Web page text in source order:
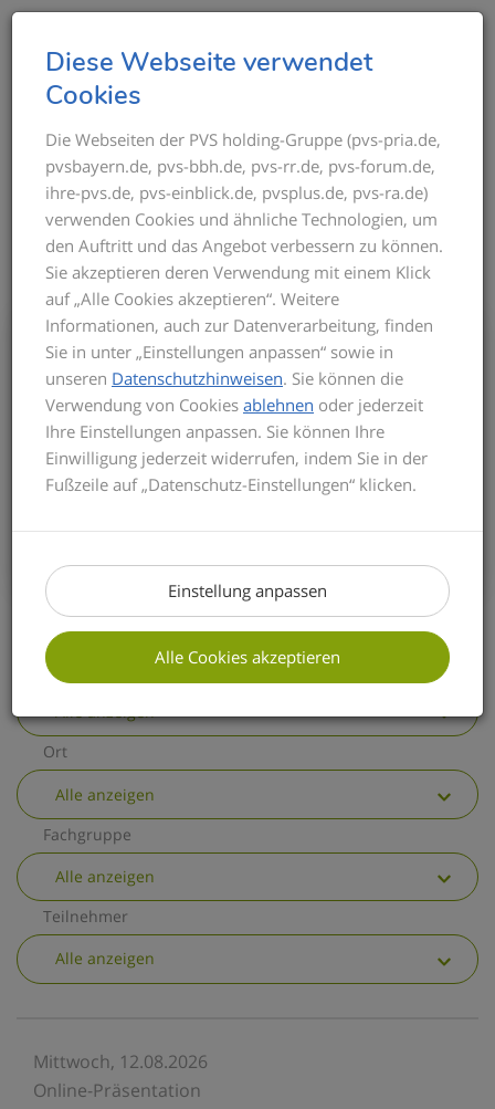
Diese Webseite verwendet
Cookies
Die Webseiten der PVS holding-Gruppe (pvs-pria.de,
pvsbayern.de, pvs-bbh.de, pvs-rr.de, pvs-forum.de,
ihre-pvs.de, pvs-einblick.de, pvsplus.de, pvs-ra.de)
verwenden Cookies und ähnliche Technologien, um
den Auftritt und das Angebot verbessern zu können.
Sie akzeptieren deren Verwendung mit einem Klick
auf „Alle Cookies akzeptieren“. Weitere
Informationen, auch zur Datenverarbeitung, finden
Sie in unter „Einstellungen anpassen“ sowie in
unseren Datenschutzhinweisen. Sie können die
Verwendung von Cookies ablehnen oder jederzeit
Ihre Einstellungen anpassen. Sie können Ihre
Einwilligung jederzeit widerrufen, indem Sie in der
Fußzeile auf „Datenschutz-Einstellungen“ klicken.
Einstellung anpassen
Alle Cookies akzeptieren
THEMEN IM ÜBERBLICK
Bis zum Inkrafttreten der neuen GOÄ gilt
für die Privatabrechnung die aktuelle
GOÄ-Fassung. Auf dieser basieren die
Seminarinhalte. Zu Beginn des Seminars
informieren wir Sie über den derzeitigen
Stand der neuen GOÄ. Zusätzlich
erhalten Sie einen kurzen Überblick über
Thema
Alle anzeigen
Ort
Alle anzeigen
Fachgruppe
Alle anzeigen
Teilnehmer
Alle anzeigen
Mittwoch, 12.08.2026
Online-Präsentation